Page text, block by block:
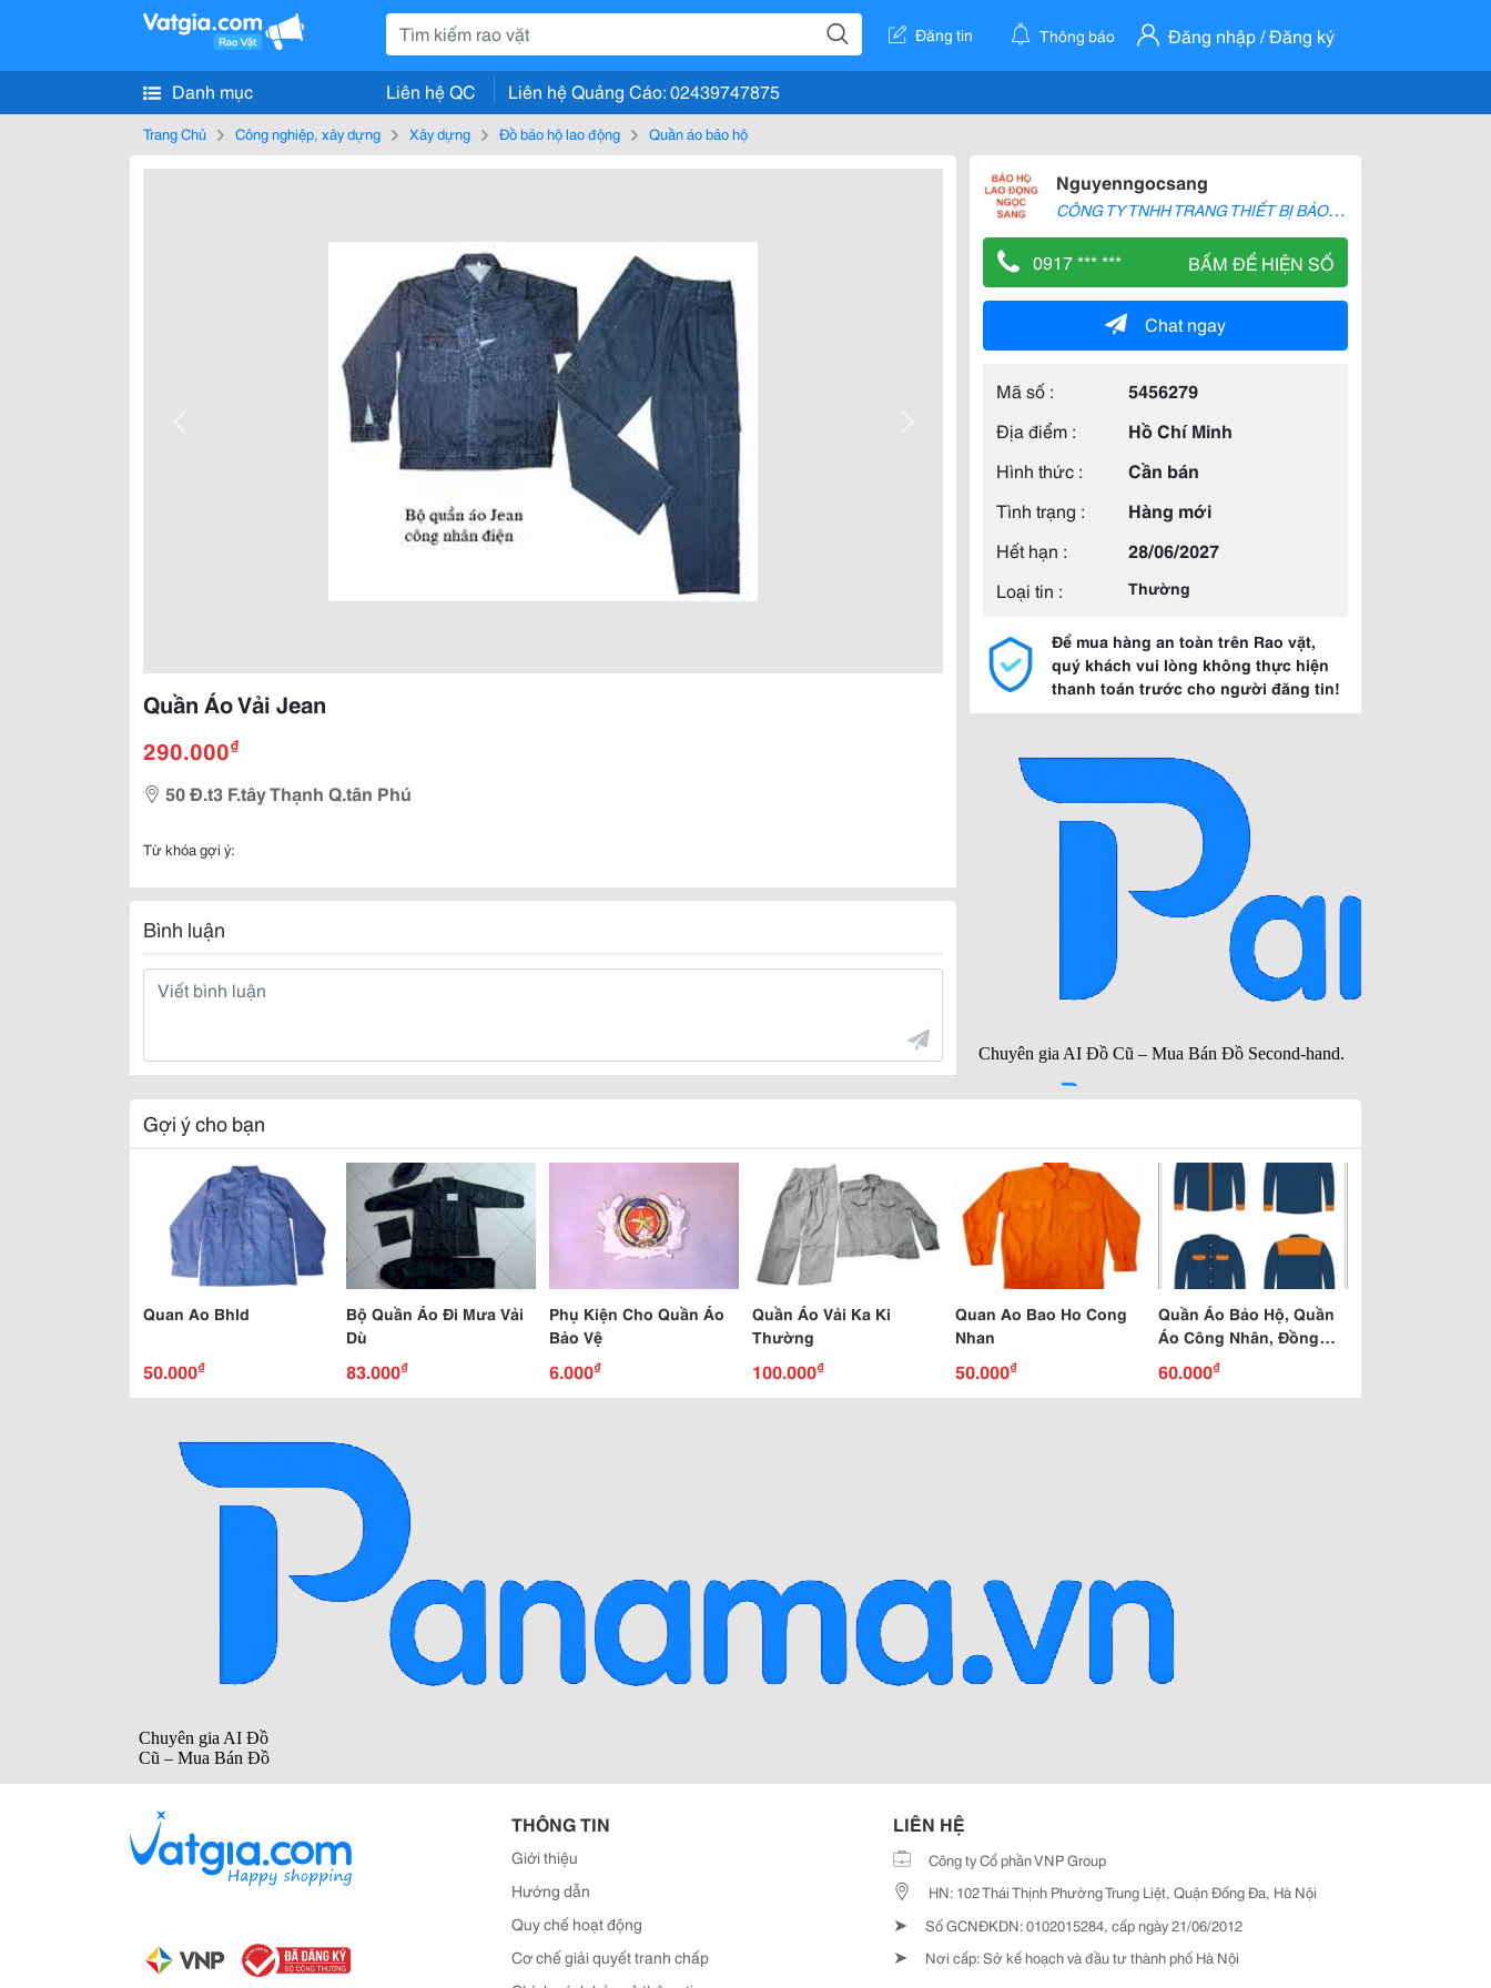
Đăng tin Thông báo Đăng nhập / Đăng ký
Danh mục Liên hệ QC Liên hệ Quảng Cáo: 02439747875
Trang Chủ Công nghiệp, xây dựng Xây dựng Đồ bảo hộ lao động Quần áo bảo hộ
Quần Áo Vải Jean
290.000₫
50 Đ.t3 F.tây Thạnh Q.tân Phú
Từ khóa gợi ý:
Bình luận
Nguyenngocsang
C
ÔNG TY TNHH TRANG THIẾT BỊ BẢO HỘ SANG 38 - 0917261963
0917 *** *** BẤM ĐỂ HIỆN SỐ
Chat ngay
Mã số :
5456279
Địa điểm :
Hồ Chí Minh
Hình thức :
Cần bán
Tình trạng :
Hàng mới
Hết hạn :
28/06/2027
Loại tin :
Thường
Để mua hàng an toàn trên Rao vặt,
quý khách vui lòng không thực hiện
thanh toán trước cho người đăng tin!
Gợi ý cho bạn
Quan Ao Bhld
50.000₫
Bộ Quần Áo Đi Mưa Vải
Dù
83.000₫
Phụ Kiện Cho Quần Áo
Bảo Vệ
6.000₫
Quần Áo Vải Ka Ki
Thường
100.000₫
Quan Ao Bao Ho Cong
Nhan
50.000₫
Quần Áo Bảo Hộ, Quần
Áo Công Nhân, Đồng
Phục Bảo Hộ
60.000₫
THÔNG TIN
Giới thiệu
Hướng dẫn
Quy chế hoạt động
Cơ chế giải quyết tranh chấp
LIÊN HỆ
Công ty Cổ phần VNP Group
HN: 102 Thái Thịnh Phường Trung Liệt, Quận Đống Đa, Hà Nội
➤ Số GCNĐKDN: 0102015284, cấp ngày 21/06/2012
➤ Nơi cấp: Sở kế hoạch và đầu tư thành phố Hà Nội